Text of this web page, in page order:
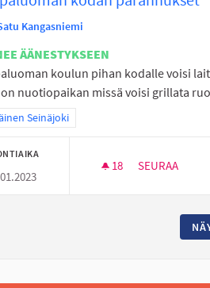
Kangasniemi
ÄÄNESTYKSEEN
koulun pihan kodalle voisi
nuotiopaikan missä voisi grillata
tulokset teeman mukaan: Eteläinen
Seinäjoki
18 18 SEURAAJAA
SEURAA